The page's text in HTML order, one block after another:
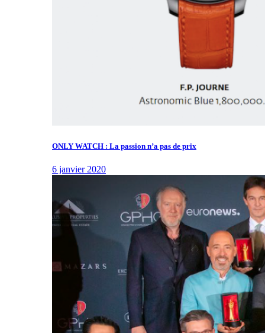
ONLY WATCH : La passion n’a pas de prix
6 janvier 2020